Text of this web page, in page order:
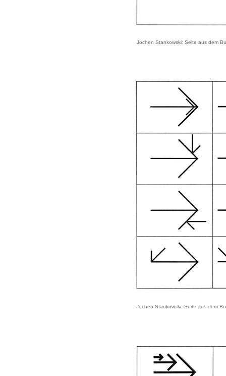
Jochen Stankowski: Seite aus dem
Jochen Stankowski: Seite aus dem